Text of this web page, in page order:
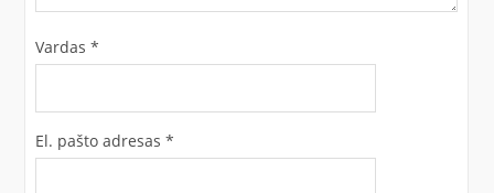
Vardas *
El. pašto adresas *